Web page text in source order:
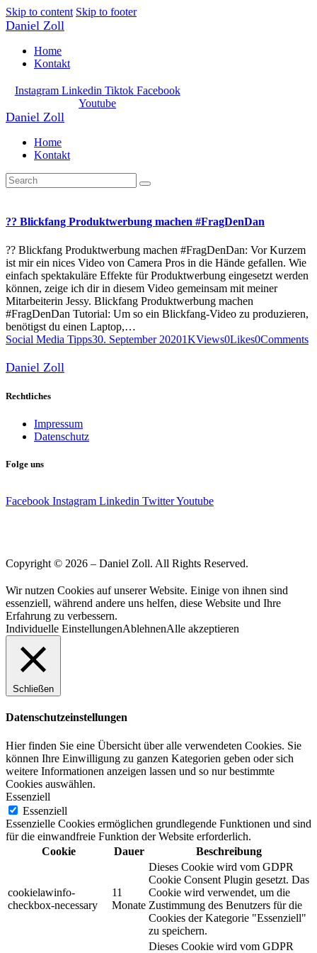
Skip to content Skip to footer
Daniel Zoll
Home
Kontakt
Instagram Linkedin Tiktok Facebook
Youtube
Daniel Zoll
Home
Kontakt
?? Blickfang Produktwerbung machen #FragDenDan
?? Blickfang Produktwerbung machen #FragDenDan: Vor Kurzem
ist mir ein nices Video von Camera Pros in die Hände gefallen. Wie
einfach spektakuläre Effekte für Produktwerbung eingesetzt werden
können, zeige ich dir in diesem Video gemeinsam mit meiner
Mitarbeiterin Jessy. Blickfang Produktwerbung machen
#FragDenDan Tutorial: Um so ein Blickfang-Video zu produzieren,
benötigst du einen Laptop,…
Social Media Tipps30. September 20201KViews0Likes0Comments
Daniel Zoll
Rechtliches
Impressum
Datenschutz
Folge uns
Facebook Instagram Linkedin TwitterYoutube
Copyright © 2026 – Daniel Zoll. All Rights Reserved.
Wir nutzen Cookies auf unserer Website. Einige von ihnen sind
essenziell, während andere uns helfen, diese Website und Ihre
Erfahrung zu verbessern.
Individuelle EinstellungenAblehnenAlle akzeptieren
Schließen
Datenschutzeinstellungen
Hier finden Sie eine Übersicht über alle verwendeten Cookies. Sie
können Ihre Einwilligung zu ganzen Kategorien geben oder sich
weitere Informationen anzeigen lassen und so nur bestimmte
Cookies auswählen.
Essenziell
Essenziell
Essenzielle Cookies ermöglichen grundlegende Funktionen und sind
für die einwandfreie Funktion der Website erforderlich.
Cookie
Dauer Beschreibung
cookielawinfo-
checkbox-necessary
11
Monate
Dieses Cookie wird vom GDPR
Cookie Consent Plugin gesetzt. Das
Cookie wird verwendet, um die
Zustimmung des Benutzers für die
Cookies der Kategorie "Essenziell"
zu speichern.
Dieses Cookie wird vom GDPR